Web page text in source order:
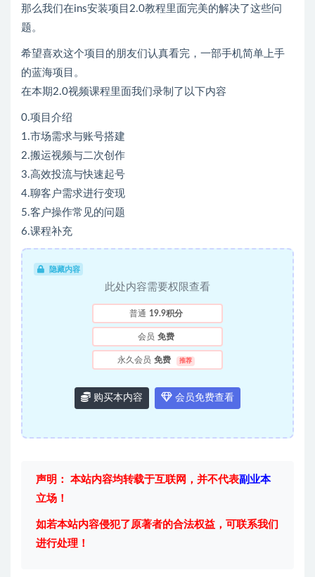
那么我们在ins安装项目2.0教程里面完美的解决了这些问
题。
希望喜欢这个项目的朋友们认真看完，一部手机简单上手
的蓝海项目。
在本期2.0视频课程里面我们录制了以下内容
0.项目介绍
1.市场需求与账号搭建
2.搬运视频与二次创作
3.高效投流与快速起号
4.聊客户需求进行变现
5.客户操作常见的问题
6.课程补充
隐藏内容
此处内容需要权限查看
普通 19.9积分
会员 免费
永久会员 免费 推荐
购买本内容 会员免费查看
声明： 本站内容均转载于互联网，并不代表副业本
立场！
如若本站内容侵犯了原著者的合法权益，可联系我们
进行处理！